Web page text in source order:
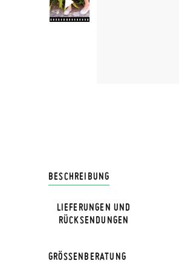
BESCHREIBUNG
LIEFERUNGEN UND
RÜCKSENDUNGEN
GRÖSSENBERATUNG